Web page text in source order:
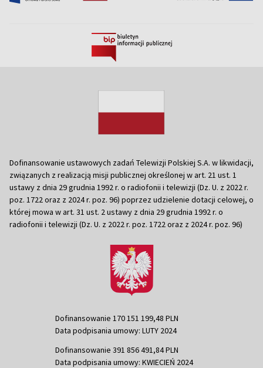
Dofinansowanie ustawowych zadań Telewizji Polskiej S.A. w likwidacji,
związanych z realizacją misji publicznej określonej w art. 21 ust. 1
ustawy z dnia 29 grudnia 1992 r. o radiofonii i telewizji (Dz. U. z 2022 r.
poz. 1722 oraz z 2024 r. poz. 96) poprzez udzielenie dotacji celowej, o
której mowa w art. 31 ust. 2 ustawy z dnia 29 grudnia 1992 r. o
radiofonii i telewizji (Dz. U. z 2022 r. poz. 1722 oraz z 2024 r. poz. 96)
Dofinansowanie 170 151 199,48 PLN
Data podpisania umowy: LUTY 2024
Dofinansowanie 391 856 491,84 PLN
Data podpisania umowy: KWIECIEŃ 2024